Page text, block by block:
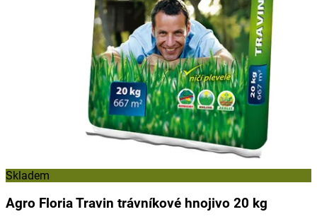
Skladem
Agro Floria Travin trávníkové hnojivo 20 kg